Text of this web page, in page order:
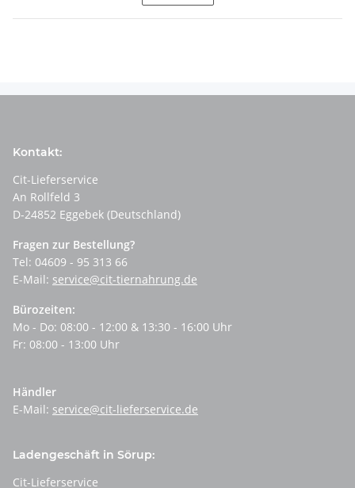
Kontakt:
Cit-Lieferservice
An Rollfeld 3
D-24852 Eggebek (Deutschland)
Fragen zur Bestellung?
Tel: 04609 - 95 313 66
E-Mail: service@cit-tiernahrung.de
Bürozeiten:
Mo - Do: 08:00 - 12:00 & 13:30 - 16:00 Uhr
Fr: 08:00 - 13:00 Uhr
Händler
E-Mail: service@cit-lieferservice.de
Ladengeschäft in Sörup:
Cit-Lieferservice